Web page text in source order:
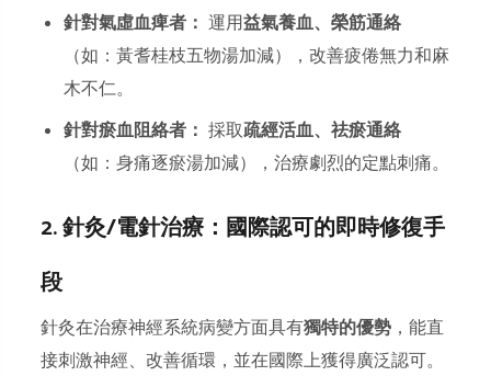
針對氣虛血痺者： 運用益氣養血、榮筋通絡
（如：黃耆桂枝五物湯加減），改善疲倦無力和麻
木不仁。
針對瘀血阻絡者： 採取疏經活血、祛瘀通絡
（如：身痛逐瘀湯加減），治療劇烈的定點刺痛。
2. 針灸/電針治療：國際認可的即時修復手
段
針灸在治療神經系統病變方面具有獨特的優勢 ，能直
接刺激神經、改善循環，並在國際上獲得廣泛認可。